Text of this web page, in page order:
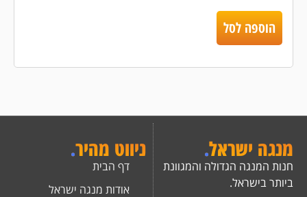
הוספה לסל
מנגה ישראל.
חנות המנגה הגדולה והמגוונת
ביותר בישראל.
ניווט מהיר.
דף הבית
אודות מנגה ישראל